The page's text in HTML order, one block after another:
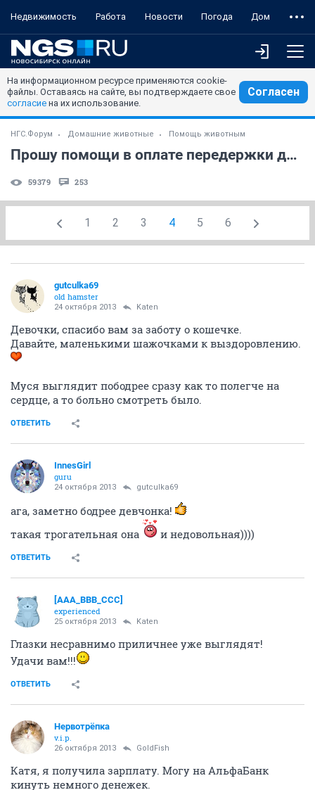
Недвижимость Работа Новости Погода Дом
На информационном ресурсе применяются cookie-
файлы. Оставаясь на сайте, вы подтверждаете свое
согласие на их использование.
Согласен
НГС.Форум Домашние животные Помощь животным
Прошу помощи в оплате передержки для Муси с опухолью
59379 253
1 2 3 4 5 6
gutculka69
old hamster
24 октября 2013 Katen
Девочки, спасибо вам за заботу о кошечке.
Давайте, маленькими шажочками к выздоровлению.
Муся выглядит пободрее сразу как то полегче на
сердце, а то больно смотреть было.
ОТВЕТИТЬ
InnesGirl
guru
24 октября 2013 gutculka69
ага, заметно бодрее девчонка!
такая трогательная она
и недовольная))))
ОТВЕТИТЬ
[AAA_BBB_CCC]
experienced
25 октября 2013 Katen
Глазки несравнимо приличнее уже выглядят!
Удачи вам!!!
ОТВЕТИТЬ
Нервотрёпка
v.i.p.
26 октября 2013 GoldFish
Катя, я получила зарплату. Могу на АльфаБанк
кинуть немного денежек.